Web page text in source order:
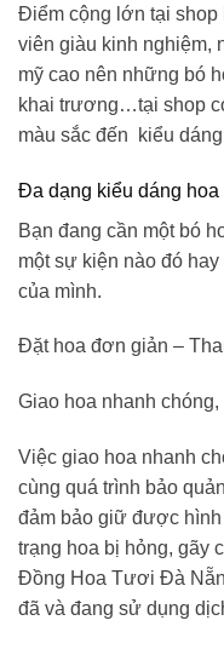
Điểm cộng lớn tại shop
viên giàu kinh nghiệm,
mỹ cao nên những bó
khai trương…tại shop
màu sắc đến kiểu
Đa dạng kiểu dáng hoa
Bạn đang cần một bó
một sự kiện nào đó
của mình.
Đặt hoa đơn giản –
Giao hoa nhanh
Việc giao hoa nhanh
cùng quá trình bảo
đảm bảo giữ được hình
trạng hoa bị hỏng, gãy
Đồng Hoa Tươi Đà
đã và đang sử dụng